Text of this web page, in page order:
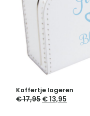
Koffertje logeren
€17,95 Oorspronkelijke
€13,95